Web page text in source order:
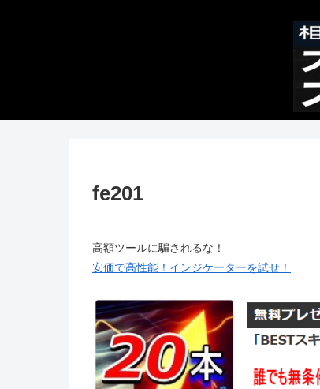
fe201
高額ツールに騙されるな！
安価で高性能！インジケーターを試せ！